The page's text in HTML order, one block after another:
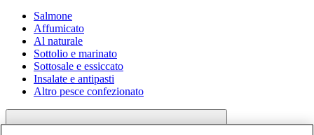
Salmone
Affumicato
Al naturale
Sottolio e marinato
Sottosale e essiccato
Insalate e antipasti
Altro pesce confezionato